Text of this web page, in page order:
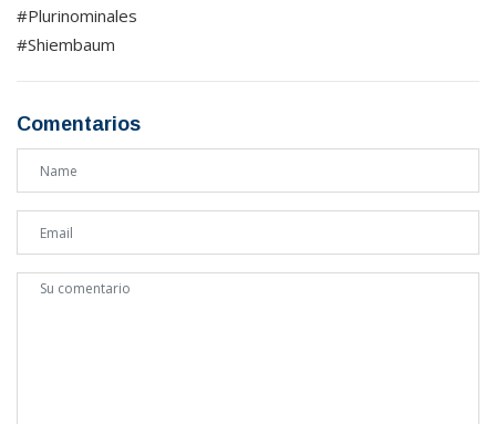
#Plurinominales
#Shiembaum
Comentarios